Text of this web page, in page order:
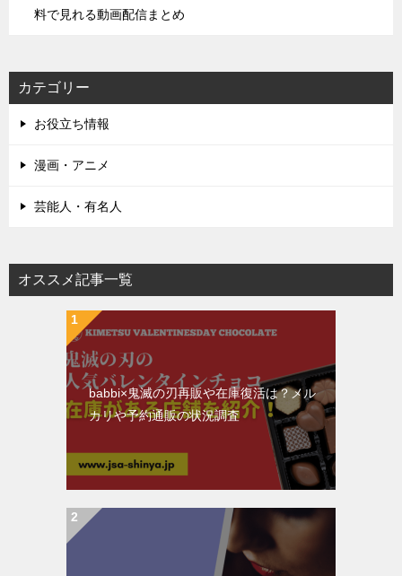
料で見れる動画配信まとめ
カテゴリー
お役立ち情報
漫画・アニメ
芸能人・有名人
オススメ記事一覧
babbi×鬼滅の刃再販や在庫復活は？メル
カリや予約通販の状況調査